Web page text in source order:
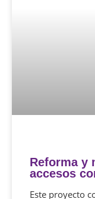
Reforma y
accesos
Este proyecto